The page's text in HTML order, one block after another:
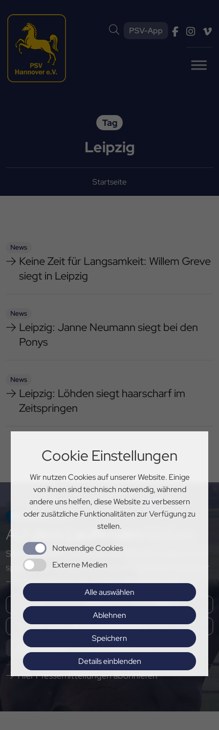
Cookie Einstellungen
Wir nutzen Cookies auf unserer Website. Einige
von ihnen sind technisch notwendig, während
andere uns helfen, diese Website zu verbessern
oder zusätzliche Funktionalitäten zur Verfügung zu
stellen.
Notwendige Cookies
Externe Medien
Alle auswählen
Ablehnen
Speichern
Details einblenden
Impressum| Datenschutz
PSV-App
Tag
Leipzig
Startseite
News
Keine Zeit für Langsamkeit: Willem Greve
siegt in Leipzig
News
Leipzig: Janne Neumann siegt bei den
Ponys
News
Leipzig: Löhden siegt haarscharf im
Zeitspringen
NEWSLETTER
Auf dem Laufenden
Sichere dir exklusive Einblicke, aktuelle Updates und
spannende Neuigkeiten rund um den PSV Hannover
– melde dich jetzt für unseren Newsletter an!
Abonnieren
Hier Pressemitteilungen abonnieren